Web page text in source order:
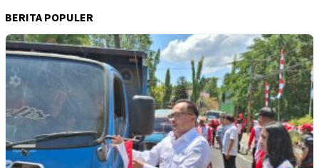
BERITA POPULER